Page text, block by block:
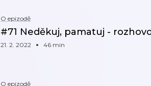
O epizodě
#71 Neděkuj, pamatuj -
21. 2. 2022 46 min
O epizodě